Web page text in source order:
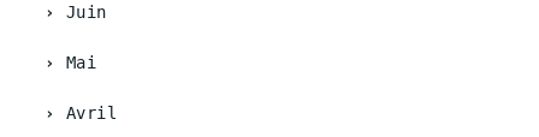
Juin
Mai
Avril